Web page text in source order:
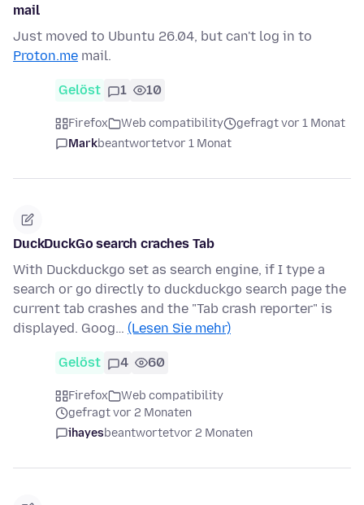
mail
Just moved to Ubuntu 26.04, but can't log in to
Proton.me mail.
Gelöst 1 10
Firefox Web compatibility
gefragt vor 1 Monat
Markbeantwortetvor 1 Monat
DuckDuckGo search craches Tab
With Duckduckgo set as search engine, if I type a
search or go directly to duckduckgo search page the
current tab crashes and the "Tab crash reporter" is
displayed. Goog… (Lesen Sie mehr)
Gelöst 4 60
Firefox
Web compatibility
gefragt vor 2 Monaten
ihayesbeantwortetvor 2 Monaten